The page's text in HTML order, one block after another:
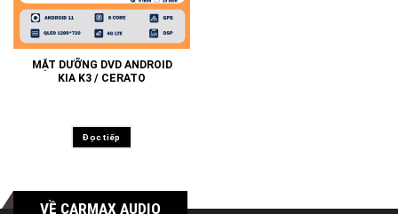
MẶT DƯỠNG DVD ANDROID
KIA K3 / CERATO
Đọc tiếp
VỀ CARMAX AUDIO